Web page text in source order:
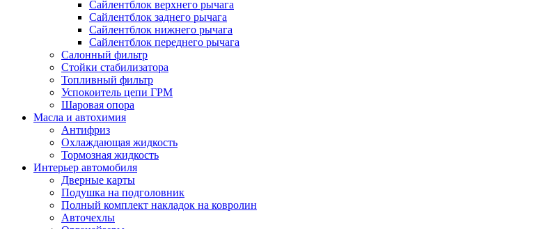
Сайлентблок верхнего рычага
Сайлентблок заднего рычага
Сайлентблок нижнего рычага
Сайлентблок переднего рычага
Салонный фильтр
Стойки стабилизатора
Топливный фильтр
Успокоитель цепи ГРМ
Шаровая опора
Масла и автохимия
Антифриз
Охлаждающая жидкость
Тормозная жидкость
Интерьер автомобиля
Дверные карты
Подушка на подголовник
Полный комплект накладок на ковролин
Авточехлы